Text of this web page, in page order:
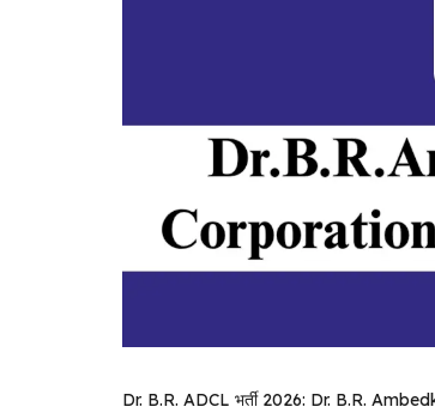
Dr. B.R. ADCL भर्ती 2026: Dr. B.R.